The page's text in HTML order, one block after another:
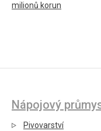
milionů korun
Nápojový
Pivovarství